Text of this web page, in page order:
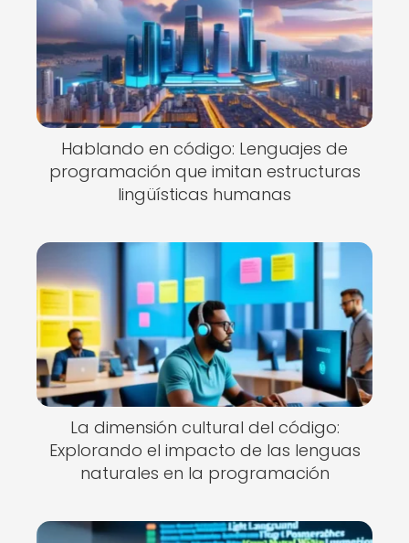
Hablando en código: Lenguajes de
programación que imitan estructuras
lingüísticas humanas
La dimensión cultural del código:
Explorando el impacto de las lenguas
naturales en la programación